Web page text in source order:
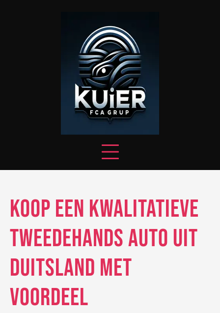
Koop een Kwalitatieve
Tweedehands Auto uit
Duitsland met
Voordeel